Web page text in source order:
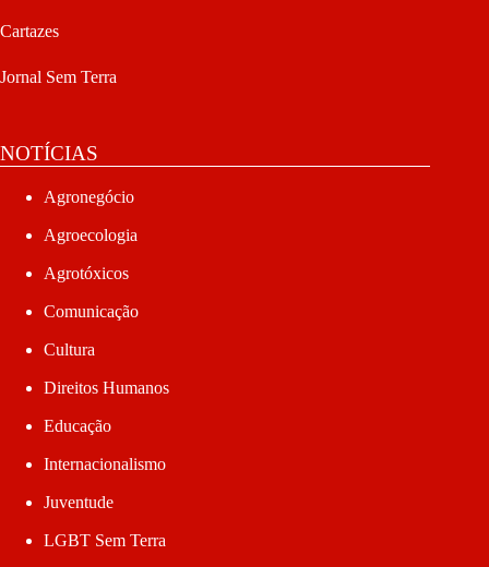
Cartazes
Jornal Sem Terra
NOTÍCIAS
Agronegócio
Agroecologia
Agrotóxicos
Comunicação
Cultura
Direitos Humanos
Educação
Internacionalismo
Juventude
LGBT Sem Terra